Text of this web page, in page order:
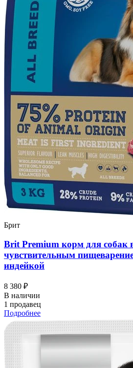
Брит
Brit Premium корм для собак
чувствительным
индейкой
8 380 ₽
В наличии
1 продавец
Подробнее